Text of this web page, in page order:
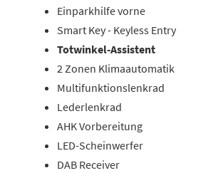
Einparkhilfe vorne
Smart Key - Keyless Entry
Totwinkel-Assistent
2 Zonen Klimaautomatik
Multifunktionslenkrad
Lederlenkrad
AHK Vorbereitung
LED-Scheinwerfer
DAB Receiver